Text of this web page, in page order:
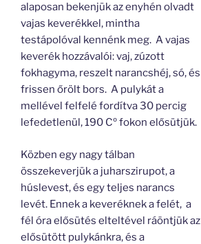
alaposan bekenjük az enyhén olvadt
vajas keverékkel, mintha
testápolóval kennénk meg. A vajas
keverék hozzávalói: vaj, zúzott
fokhagyma, reszelt narancshéj, só, és
frissen őrölt bors. A pulykát a
mellével felfelé fordítva 30 percig
lefedetlenül, 190 Cº fokon elősütjük.
Közben egy nagy tálban
összekeverjük a juharszirupot, a
húslevest, és egy teljes narancs
levét. Ennek a keveréknek a felét, a
fél óra elősütés elteltével ráöntjük az
elősütött pulykánkra, és a